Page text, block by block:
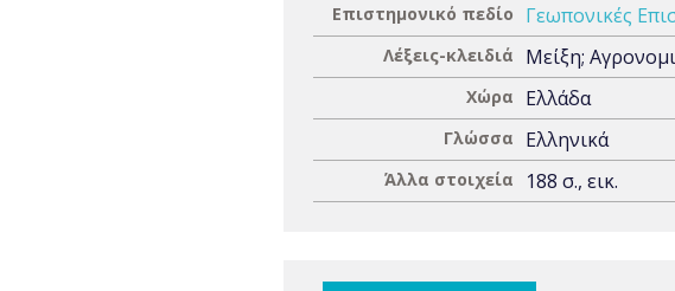
Επιστημονικό πεδίο Γεωπονικές
Λέξεις-κλειδιά Μείξη;
Χώρα Ελλάδα
Γλώσσα Ελληνικά
Άλλα στοιχεία 188 σ., εικ.